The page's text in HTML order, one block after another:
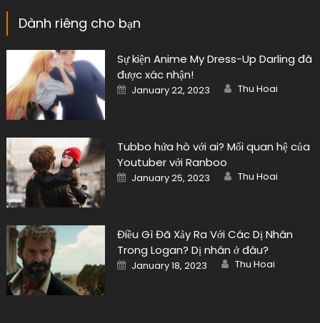
Dành riêng cho bạn
Sự kiện Anime My Dress-Up Darling đã
được xác nhận!
Posted
on
January 22, 2023 Author
Thu Hoai
Tubbo hứa hò với ai? Mối quan hệ của
Youtuber với Ranboo
Posted
on
January 25, 2023 Author
Thu Hoai
Điều Gì Đã Xảy Ra Với Các Dị Nhân
Trong Logan? Dị nhân ở đâu?
Posted
on
January 18, 2023 Author
Thu Hoai